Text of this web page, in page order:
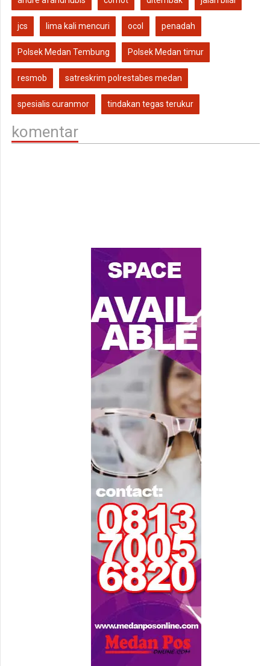
jcs lima kali mencuri ocol penadah
Polsek Medan Tembung Polsek Medan timur
resmob satreskrim polrestabes medan
spesialis curanmor tindakan tegas terukur
komentar